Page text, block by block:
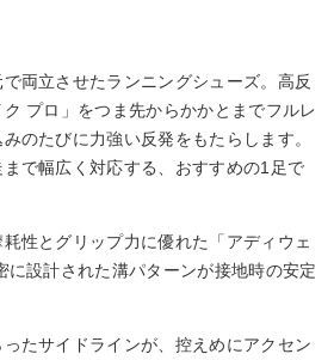
両立させたランニングシューズ。高反
プロ」をつま先からかかとまでフルレ
のたびに力強い反発をもたらします。
で幅広く対応する、おすすめの1足で
性とグリップ力に優れた「アディウェ
に設計された溝パターンが接地時の安定
たサイドラインが、控えめにアクセン